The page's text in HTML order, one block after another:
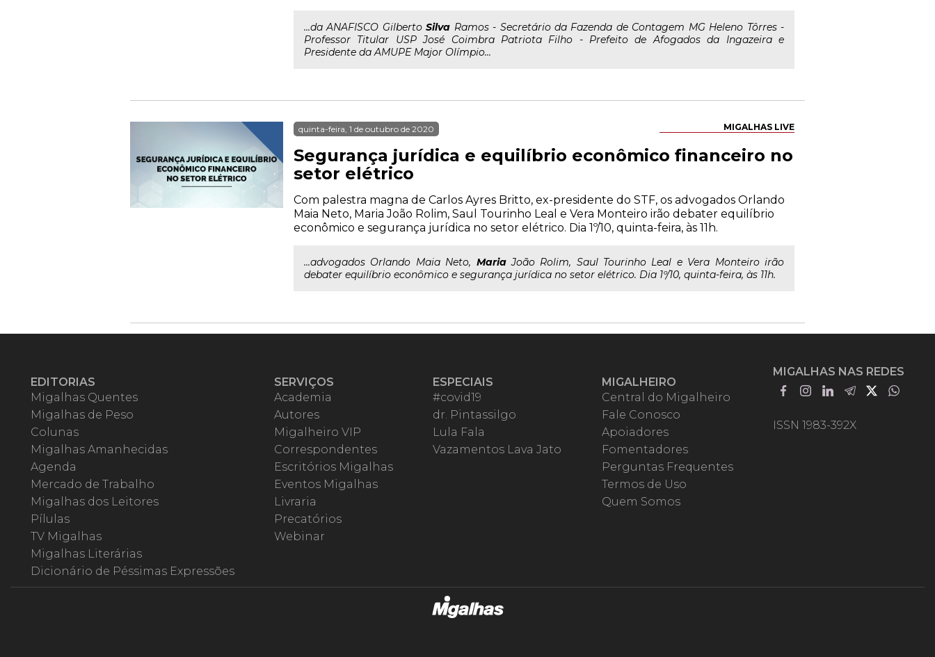
...da ANAFISCO GilbertoSilva Ramos - Secretário da Fazenda de Contagem MG Heleno Tôrres -
Professor Titular USP José Coimbra Patriota Filho - Prefeito de Afogados da Ingazeira e
Presidente da AMUPE Major Olímpio...
MIGALHAS LIVE
quinta-feira, 1 de outubro de 2020
Segurança jurídica e equilíbrio econômico financeiro no
setor elétrico
Com palestra magna de Carlos Ayres Britto, ex-presidente do STF, os advogados Orlando
Maia Neto, Maria João Rolim, Saul Tourinho Leal e Vera Monteiro irão debater equilíbrio
econômico e segurança jurídica no setor elétrico. Dia 1º/10, quinta-feira, às 11h.
...advogados Orlando Maia Neto, MariaJoão Rolim, Saul Tourinho Leal e Vera Monteiro irão
debater equilíbrio econômico e segurança jurídica no setor elétrico. Dia 1º/10, quinta-feira, às 11h.
EDITORIAS
Migalhas Quentes
Migalhas de Peso
Colunas
Migalhas Amanhecidas
Agenda
Mercado de Trabalho
Migalhas dos Leitores
Pílulas
TV Migalhas
Migalhas Literárias
Dicionário de Péssimas Expressões
SERVIÇOS
Academia
Autores
Migalheiro VIP
Correspondentes
Escritórios Migalhas
Eventos Migalhas
Livraria
Precatórios
Webinar
ESPECIAIS
#covid19
dr. Pintassilgo
Lula Fala
Vazamentos Lava Jato
MIGALHEIRO
Central do Migalheiro
Fale Conosco
Apoiadores
Fomentadores
Perguntas Frequentes
Termos de Uso
Quem Somos
MIGALHAS NAS REDES
ISSN 1983-392X